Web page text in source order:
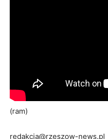
(ram)
redakcja@rzeszow-news.pl